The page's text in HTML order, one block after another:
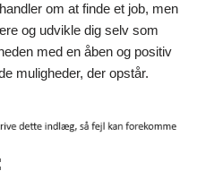
om at finde et job, men
og udvikle dig selv som
med en åben og positiv
muligheder, der opstår.